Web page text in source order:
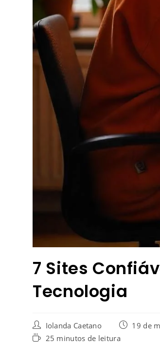
7 Sites
Tecnologia
Iolanda Caetano 19 de
25 minutos de leitura